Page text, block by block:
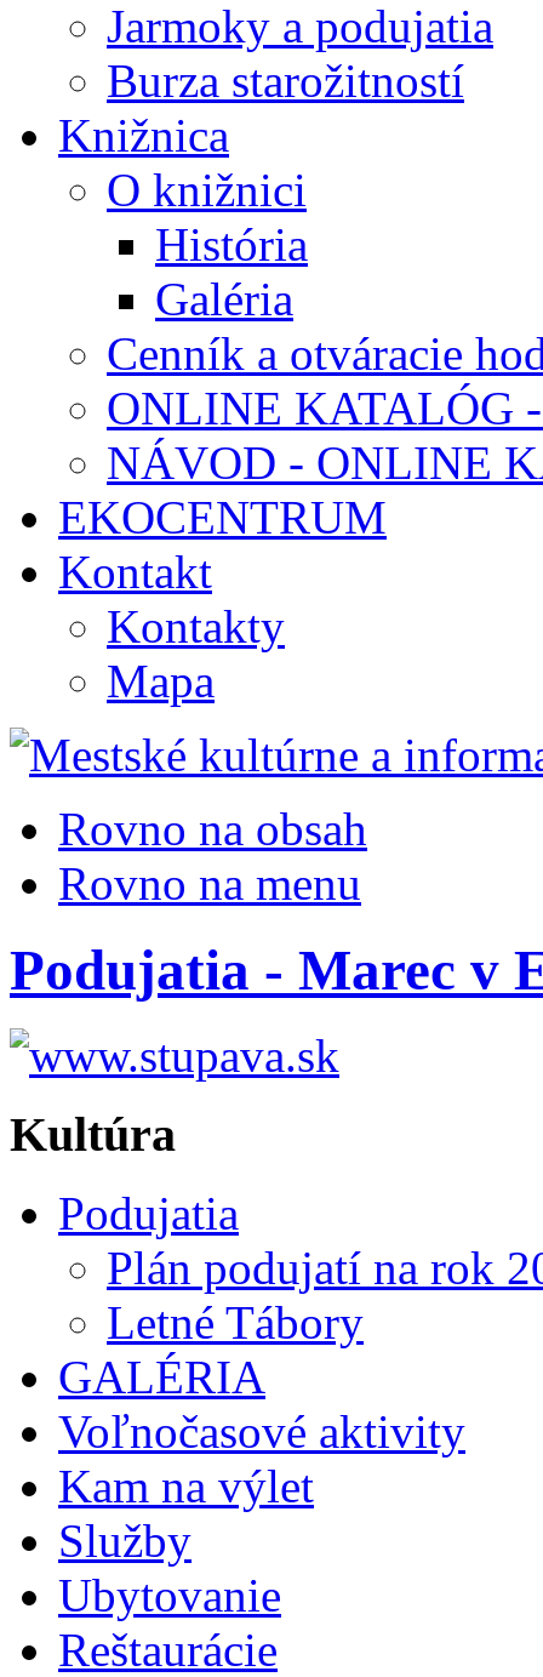
Jarmoky a podujatia
Burza starožitností
Knižnica
O knižnici
História
Galéria
Cenník a otváracie
ONLINE KATALÓG
NÁVOD - ONLINE
EKOCENTRUM
Kontakt
Kontakty
Mapa
Rovno na obsah
Rovno na menu
Podujatia - Marec v
Kultúra
Podujatia
Plán podujatí na rok
Letné Tábory
GALÉRIA
Voľnočasové aktivity
Kam na výlet
Služby
Ubytovanie
Reštaurácie